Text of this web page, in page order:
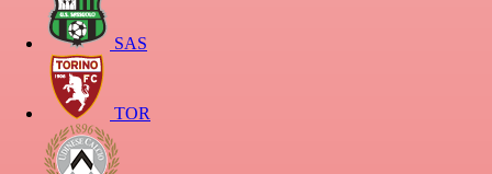
SAS
TOR